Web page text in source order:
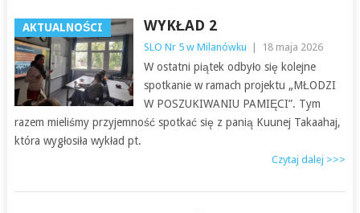
AKTUALNOŚCI WYKŁAD 2
SLO Nr 5 w Milanówku 18 maja 2026
W ostatni piątek odbyło się kolejne
spotkanie w ramach projektu „MŁODZI
W POSZUKIWANIU PAMIĘCI”. Tym
razem mieliśmy przyjemność spotkać się z panią Kuunej Takaahaj,
która wygłosiła wykład pt.
Czytaj dalej >>>